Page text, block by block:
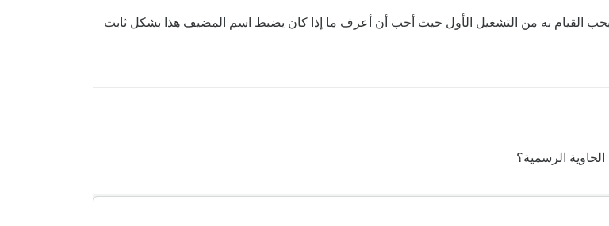
يجب القيام به من التشغيل الأول حيث أحب أن أعرف ما إذا كان يضبط اسم المضيف هذا بشكل ثابت